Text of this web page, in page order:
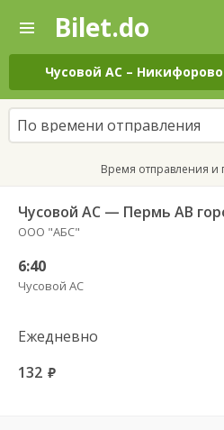
—
Поиск
и
покупка
билетов
на
автобус
онлайн
Bilet.do
Чусовой АС –
По времени отправления
Время отправления и
Чусовой АС — Пермь АВ
ООО "АБС"
6:40
Чусовой АС
Ежедневно
132 руб.